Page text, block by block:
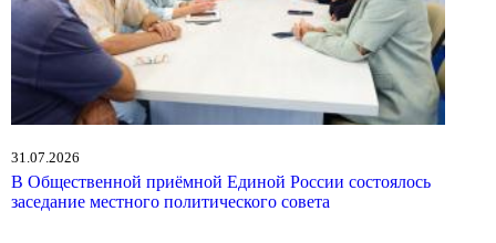
31.07.2026
В Общественной приёмной Единой России состоялось
заседание местного политического совета